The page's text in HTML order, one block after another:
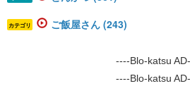
カテゴリ ご飯屋さん (243)
----Blo-katsu
----Blo-katsu